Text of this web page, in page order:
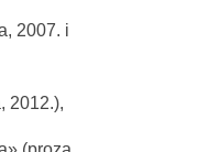
2007. i
2012.),